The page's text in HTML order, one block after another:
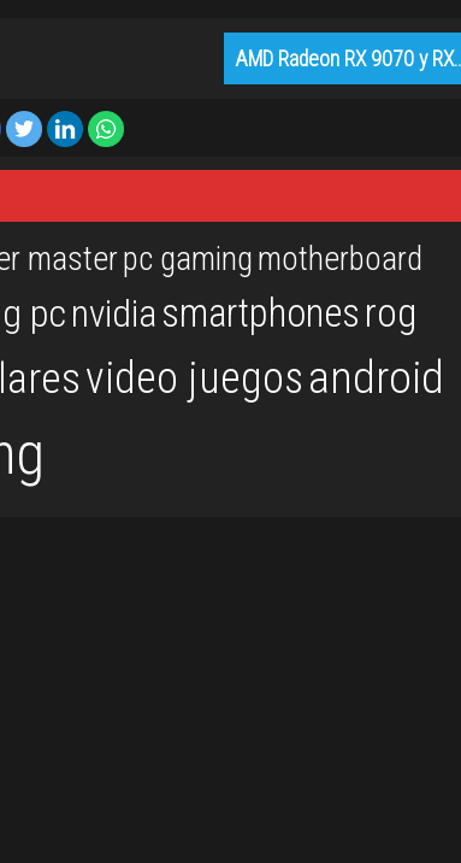
AMD Radeon RX 9070 y
masterpc gamingmotherboard
pcnvidiasmartphones rog
video juegosandroid